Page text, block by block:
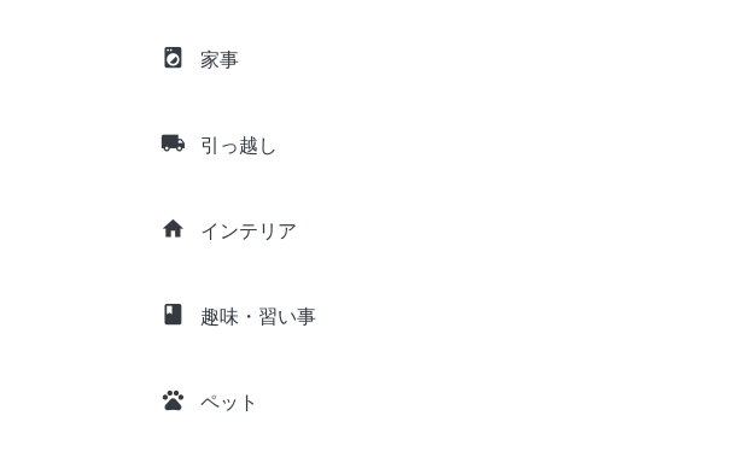
local_laundry_service 家事
local_shipping 引っ越し
home インテリア
class 趣味・習い事
pets ペット